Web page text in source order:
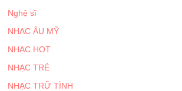
Nghệ sĩ
NHẠC ÂU MỸ
NHẠC HOT
NHẠC TRẺ
NHẠC TRỮ TÌNH